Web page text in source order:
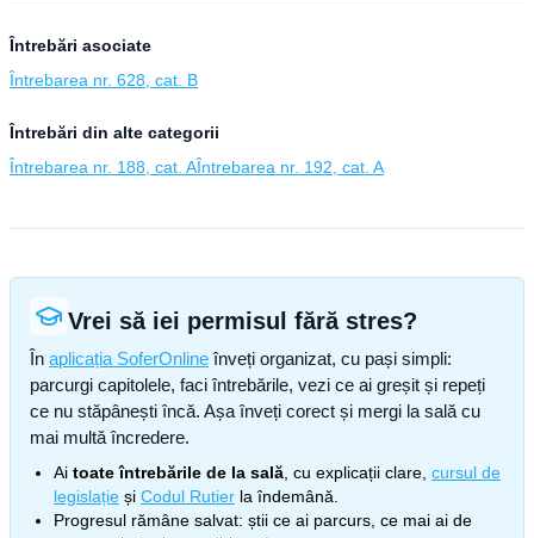
Întrebări asociate
Întrebarea nr. 628, cat. B
Întrebări din alte categorii
Întrebarea nr. 188, cat. AÎntrebarea nr. 192, cat. A
Vrei să iei permisul fără stres?
În aplicația SoferOnline înveți organizat, cu pași simpli:
parcurgi capitolele, faci întrebările, vezi ce ai greșit și repeți
ce nu stăpânești încă. Așa înveți corect și mergi la sală cu
mai multă încredere.
Ai toate întrebările de la sală , cu explicații clare, cursul de
legislație și Codul Rutier la îndemână.
Progresul rămâne salvat: știi ce ai parcurs, ce mai ai de